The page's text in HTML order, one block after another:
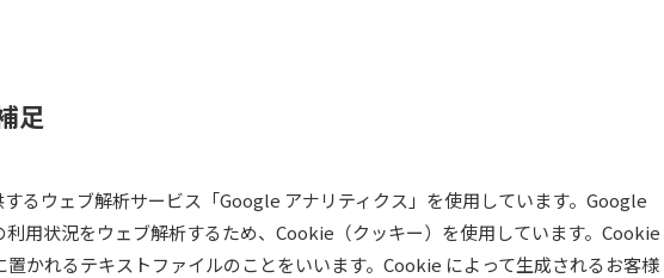
足
るウェブ解析サービス「Google アナリティクス」を使用しています。Google
用状況をウェブ解析するため、Cookie（クッキー）を使用しています。Cookie
かれるテキストファイルのことをいいます。Cookie によって生成されるお客様